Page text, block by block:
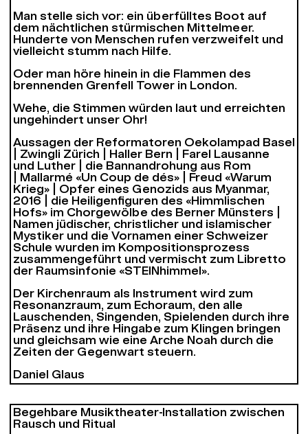
Man stelle sich vor: ein überfülltes Boot auf
dem nächtlichen stürmischen Mittelmeer.
Hunderte von Menschen rufen verzweifelt und
vielleicht stumm nach Hilfe.
Oder man höre hinein in die Flammen des
brennenden Grenfell ­Tower in London.
Wehe, die Stimmen würden laut und erreichten
ungehindert unser Ohr!
Aussagen der Reformatoren Oekolampad Basel
| Zwingli Zürich | Haller Bern | Farel Lausanne
und Luther | die Bannandrohung aus Rom
| Mallarmé «Un Coup de dés» | Freud «Warum
Krieg» | Opfer eines Genozids aus Myanmar,
2016 | die Heiligenfiguren des «Himmlischen
Hofs» im Chorgewölbe des Berner Münsters |
Namen jüdischer, christlicher und islamischer
Mystiker und die Vornamen einer Schweizer
Schule wurden im Kompositionsprozess
zusammengeführt und vermischt zum Libretto
der Raumsinfonie «STEINhimmel».
Der Kirchenraum als Instrument wird zum
Resonanzraum, zum Echoraum, den alle
Lauschenden, Singenden, Spielenden durch ihre
Präsenz und ihre Hingabe zum Klingen bringen
und gleichsam wie eine Arche Noah durch die
Zeiten der Gegenwart steuern.
Daniel Glaus
Begehbare Musiktheater-Installation zwischen
Rausch und Ritual